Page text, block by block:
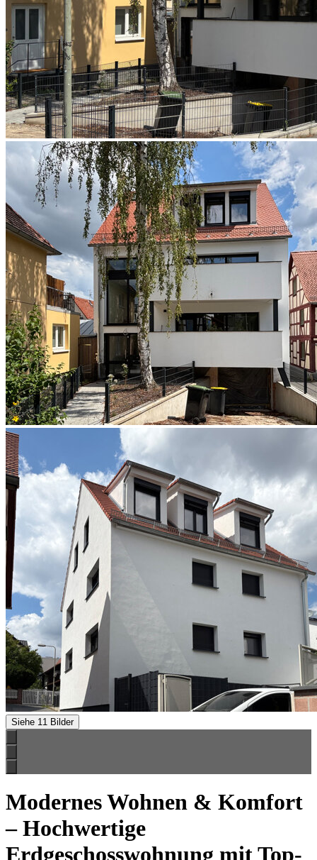
Siehe 11 Bilder
Modernes Wohnen & Komfort
– Hochwertige
Erdgeschosswohnung mit Top-